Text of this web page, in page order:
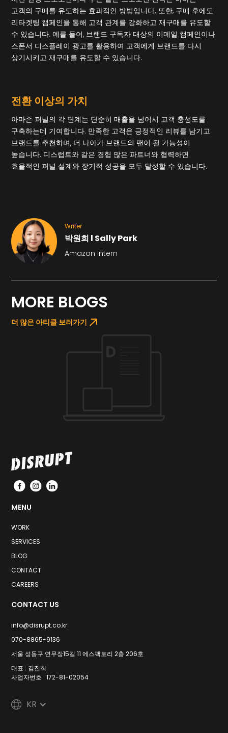
고객의 구매를 유도하는 효과적인 방법입니다. 또한, 구매 후에도
리타겟팅 캠페인을 통해 고객 관계를 강화하고 재구매를 유도할
수 있습니다. 예를 들어, 브랜드 구독자 대상의 이메일 캠페인이나
스폰서 디스플레이 광고를 활용하여 고객에게 브랜드를 다시
상기시키고 재구매를 유도할 수 있습니다.
전환 이상의 가치
아마존 퍼널의 각 단계는 단순히 매출을 넘어서 고객 충성도를
구축하는데 기여합니다. 만족한 고객은 긍정적인 리뷰를 남기고
브랜드를 추천하며, 더 나아가 브랜드의 팬이 될 가능성이
높습니다. 디스럽트와 같은 경험 많은 파트너와 협력하면
효율적인 퍼널 설계와 장기적 성공을 모두 달성할 수 있습니다.
Writer
박원희 l Sally Park
Amazon Intern
MORE BLOGS
더 많은 아티클 보러가기
MENU
WORK
SERVICES
BLOG
CONTACT
CAREERS
CONTACT US
info@disrupt.co.kr
070-8865-9136
서울 성동구 연무장15길 11 에스팩토리 2층 206호
대표 : 김진희
사업자번호 : 172-81-02054
KR